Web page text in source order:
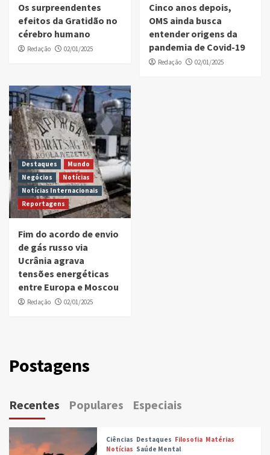
Os surpreendentes
efeitos da Gratidão no
cérebro humano
Redação 02/01/2025
Cinco anos depois,
OMS ainda busca
entender origens da
pandemia de Covid-19
Redação 02/01/2025
Destaques
Mundo
Negócios
Notícias
Notícias Internacionais
Reportagens
Fim do acordo de envio
de gás russo via
Ucrânia agrava
tensões energéticas
entre Europa e Moscou
Redação 02/01/2025
Postagens
Recentes Populares Especiais
Ciências Destaques Filosofia Matérias
Notícias Saúde Mental